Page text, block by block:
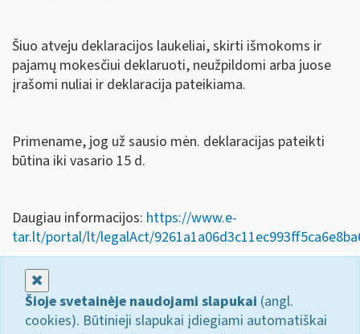
Šiuo atveju deklaracijos laukeliai, skirti išmokoms ir
pajamų mokesčiui deklaruoti, neužpildomi arba juose
įrašomi nuliai ir deklaracija pateikiama.
Primename, jog už sausio mėn. deklaracijas pateikti
būtina iki vasario 15 d.
Daugiau informacijos: https://www.e-
tar.lt/portal/lt/legalAct/
Šioje svetainėje naudojami slapukai (angl.
cookies). Būtinieji slapukai įdiegiami automatiškai